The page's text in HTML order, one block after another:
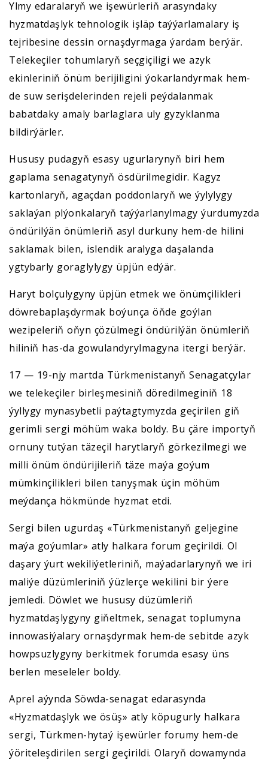
Ylmy edaralaryň we işewürleriň arasyndaky
hyzmatdaşlyk tehnologik işläp taýýarlamalary iş
tejribesine dessin ornaşdyrmaga ýardam berýär.
Telekeçiler tohumlaryň seçgiçiligi we azyk
ekinleriniň önüm berijiligini ýokarlandyrmak hem-
de suw serişdelerinden rejeli peýdalanmak
babatdaky amaly barlaglara uly gyzyklanma
bildirýärler.
Hususy pudagyň esasy ugurlarynyň biri hem
gaplama senagatynyň ösdürilmegidir. Kagyz
kartonlaryň, agaçdan poddonlaryň we ýylylygy
saklaýan plýonkalaryň taýýarlanylmagy ýurdumyzda
öndürilýän önümleriň asyl durkuny hem-de hilini
saklamak bilen, islendik aralyga daşalanda
ygtybarly goraglylygy üpjün edýär.
Haryt bolçulygyny üpjün etmek we önümçilikleri
döwrebaplaşdyrmak boýunça öňde goýlan
wezipeleriň oňyn çözülmegi öndürilýän önümleriň
hiliniň has-da gowulandyrylmagyna itergi berýär.
17 — 19-njy martda Türkmenistanyň Senagatçylar
we telekeçiler birleşmesiniň döredilmeginiň 18
ýyllygy mynasybetli paýtagtymyzda geçirilen giň
gerimli sergi möhüm waka boldy. Bu çäre importyň
ornuny tutýan täzeçil harytlaryň görkezilmegi we
milli önüm öndürijileriň täze maýa goýum
mümkinçilikleri bilen tanyşmak üçin möhüm
meýdança hökmünde hyzmat etdi.
Sergi bilen ugurdaş «Türkmenistanyň geljegine
maýa goýumlar» atly halkara forum geçirildi. Ol
daşary ýurt wekiliýetleriniň, maýadarlarynyň we iri
maliýe düzümleriniň ýüzlerçe wekilini bir ýere
jemledi. Döwlet we hususy düzümleriň
hyzmatdaşlygyny giňeltmek, senagat toplumyna
innowasiýalary ornaşdyrmak hem-de sebitde azyk
howpsuzlygyny berkitmek forumda esasy üns
berlen meseleler boldy.
Aprel aýynda Söwda-senagat edarasynda
«Hyzmatdaşlyk we ösüş» atly köpugurly halkara
sergi, Türkmen-hytaý işewürler forumy hem-de
ýöriteleşdirilen sergi geçirildi. Olaryň dowamynda